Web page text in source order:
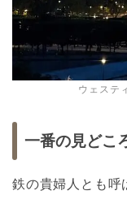
ウェステ
一番の見どこ
鉄の貴婦人とも呼